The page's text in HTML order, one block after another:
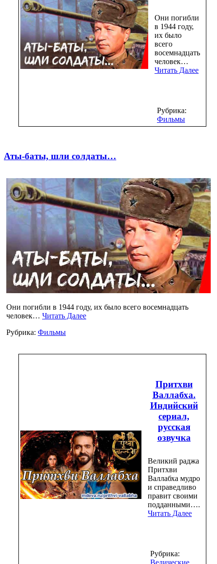
Они погибли
в 1944 году,
их было
всего
восемнадцать
человек…
Читать Далее
Рубрика:
Фильмы
Аты-баты, шли солдаты…
Они погибли в 1944 году, их было всего восемнадцать
человек… Читать Далее
Рубрика: Фильмы
Притхви
Валлабха.
Индийский
сериал,
русская
озвучка
Великий раджа
Притхви
Валлабха мудро
и справедливо
правит своими
подданными….
Читать Далее
Рубрика:
Ведические